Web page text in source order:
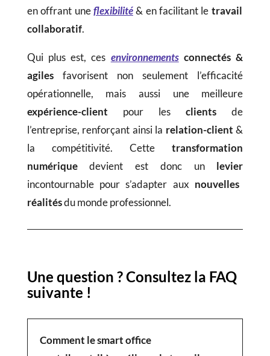
en offrant uneflexibilité& en facilitant le travail
collaboratif.
Qui plus est, ces environnements connectés &
agilesfavorisent non seulement l’efficacité
opérationnelle, mais aussi une meilleure
expérience-client pour lesclients de
l’entreprise, renforçant ainsi la relation-client &
la compétitivité. Cettetransformation
numériquedevient est donc un levier
incontournable pour s’adapter aux nouvelles
réalitésdu monde professionnel.
Une question ? Consultez la FAQ
suivante !
Comment le smart office